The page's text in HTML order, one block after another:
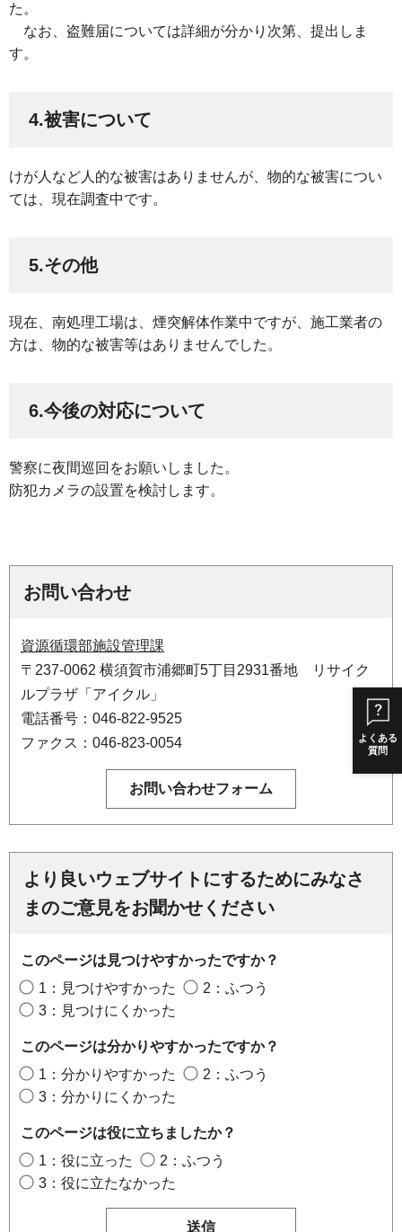
よくある
質問
た。
なお、盗難届については詳細が分かり次第、提出しま
す。
4.被害について
けが人など人的な被害はありませんが、物的な被害につい
ては、現在調査中です。
5.その他
現在、南処理工場は、煙突解体作業中ですが、施工業者の
方は、物的な被害等はありませんでした。
6.今後の対応について
警察に夜間巡回をお願いしました。
防犯カメラの設置を検討します。
お問い合わせ
資源循環部施設管理課
〒237-0062 横須賀市浦郷町5丁目2931番地 リサイク
ルプラザ「アイクル」
電話番号：046-822-9525
ファクス：046-823-0054
より良いウェブサイトにするためにみなさ
まのご意見をお聞かせください
このページは見つけやすかったですか？
1：見つけやすかった
2：ふつう
3：見つけにくかった
このページは分かりやすかったですか？
1：分かりやすかった
2：ふつう
3：分かりにくかった
このページは役に立ちましたか？
1：役に立った
2：ふつう
3：役に立たなかった